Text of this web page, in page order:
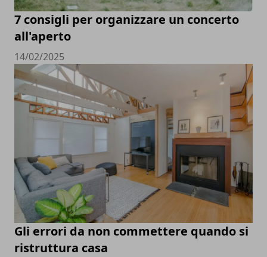
7 consigli per organizzare un concerto
all'aperto
14/02/2025
Gli errori da non commettere quando si
ristruttura casa